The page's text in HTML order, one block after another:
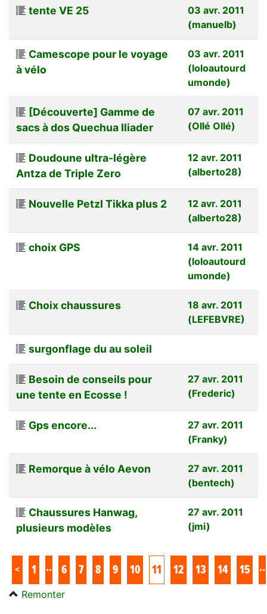
tente VE 25
03 avr. 2011
(manuelb)
Camescope pour le voyage
à vélo
03 avr. 2011
(loloautourd
umonde)
[Découverte] Gamme de
sacs à dos Quechua Iliader
07 avr. 2011
(Ollé Ollé)
Doudoune ultra-légère
Antza de Triple Zero
12 avr. 2011
(alberto28)
Nouvelle Petzl Tikka plus 2
12 avr. 2011
(alberto28)
choix GPS
14 avr. 2011
(loloautourd
umonde)
Choix chaussures
18 avr. 2011
(LEFEBVRE)
surgonflage du au soleil
Besoin de conseils pour
une tente en Ecosse !
27 avr. 2011
(Frederic)
Gps encore...
27 avr. 2011
(Franky)
Remorque à vélo Aevon
27 avr. 2011
(bentech)
Chaussures Hanwag,
plusieurs modèles
27 avr. 2011
(jmi)
< 1 .. 6 7 8 9 10 11 12 13 14 15 ..
Remonter